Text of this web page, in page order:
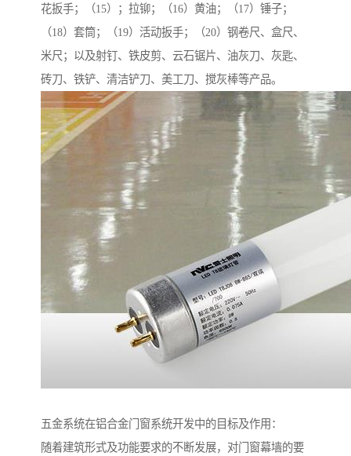
花扳手；（15）；拉铆；（16）黄油；（17）锤子；
（18）套筒；（19）活动扳手；（20）钢卷尺、盒尺、
米尺；以及射钉、铁皮剪、云石锯片、油灰刀、灰匙、
砖刀、铁铲、清洁铲刀、美工刀、搅灰棒等产品。
五金系统在铝合金门窗系统开发中的目标及作用：
随着建筑形式及功能要求的不断发展，对门窗幕墙的要